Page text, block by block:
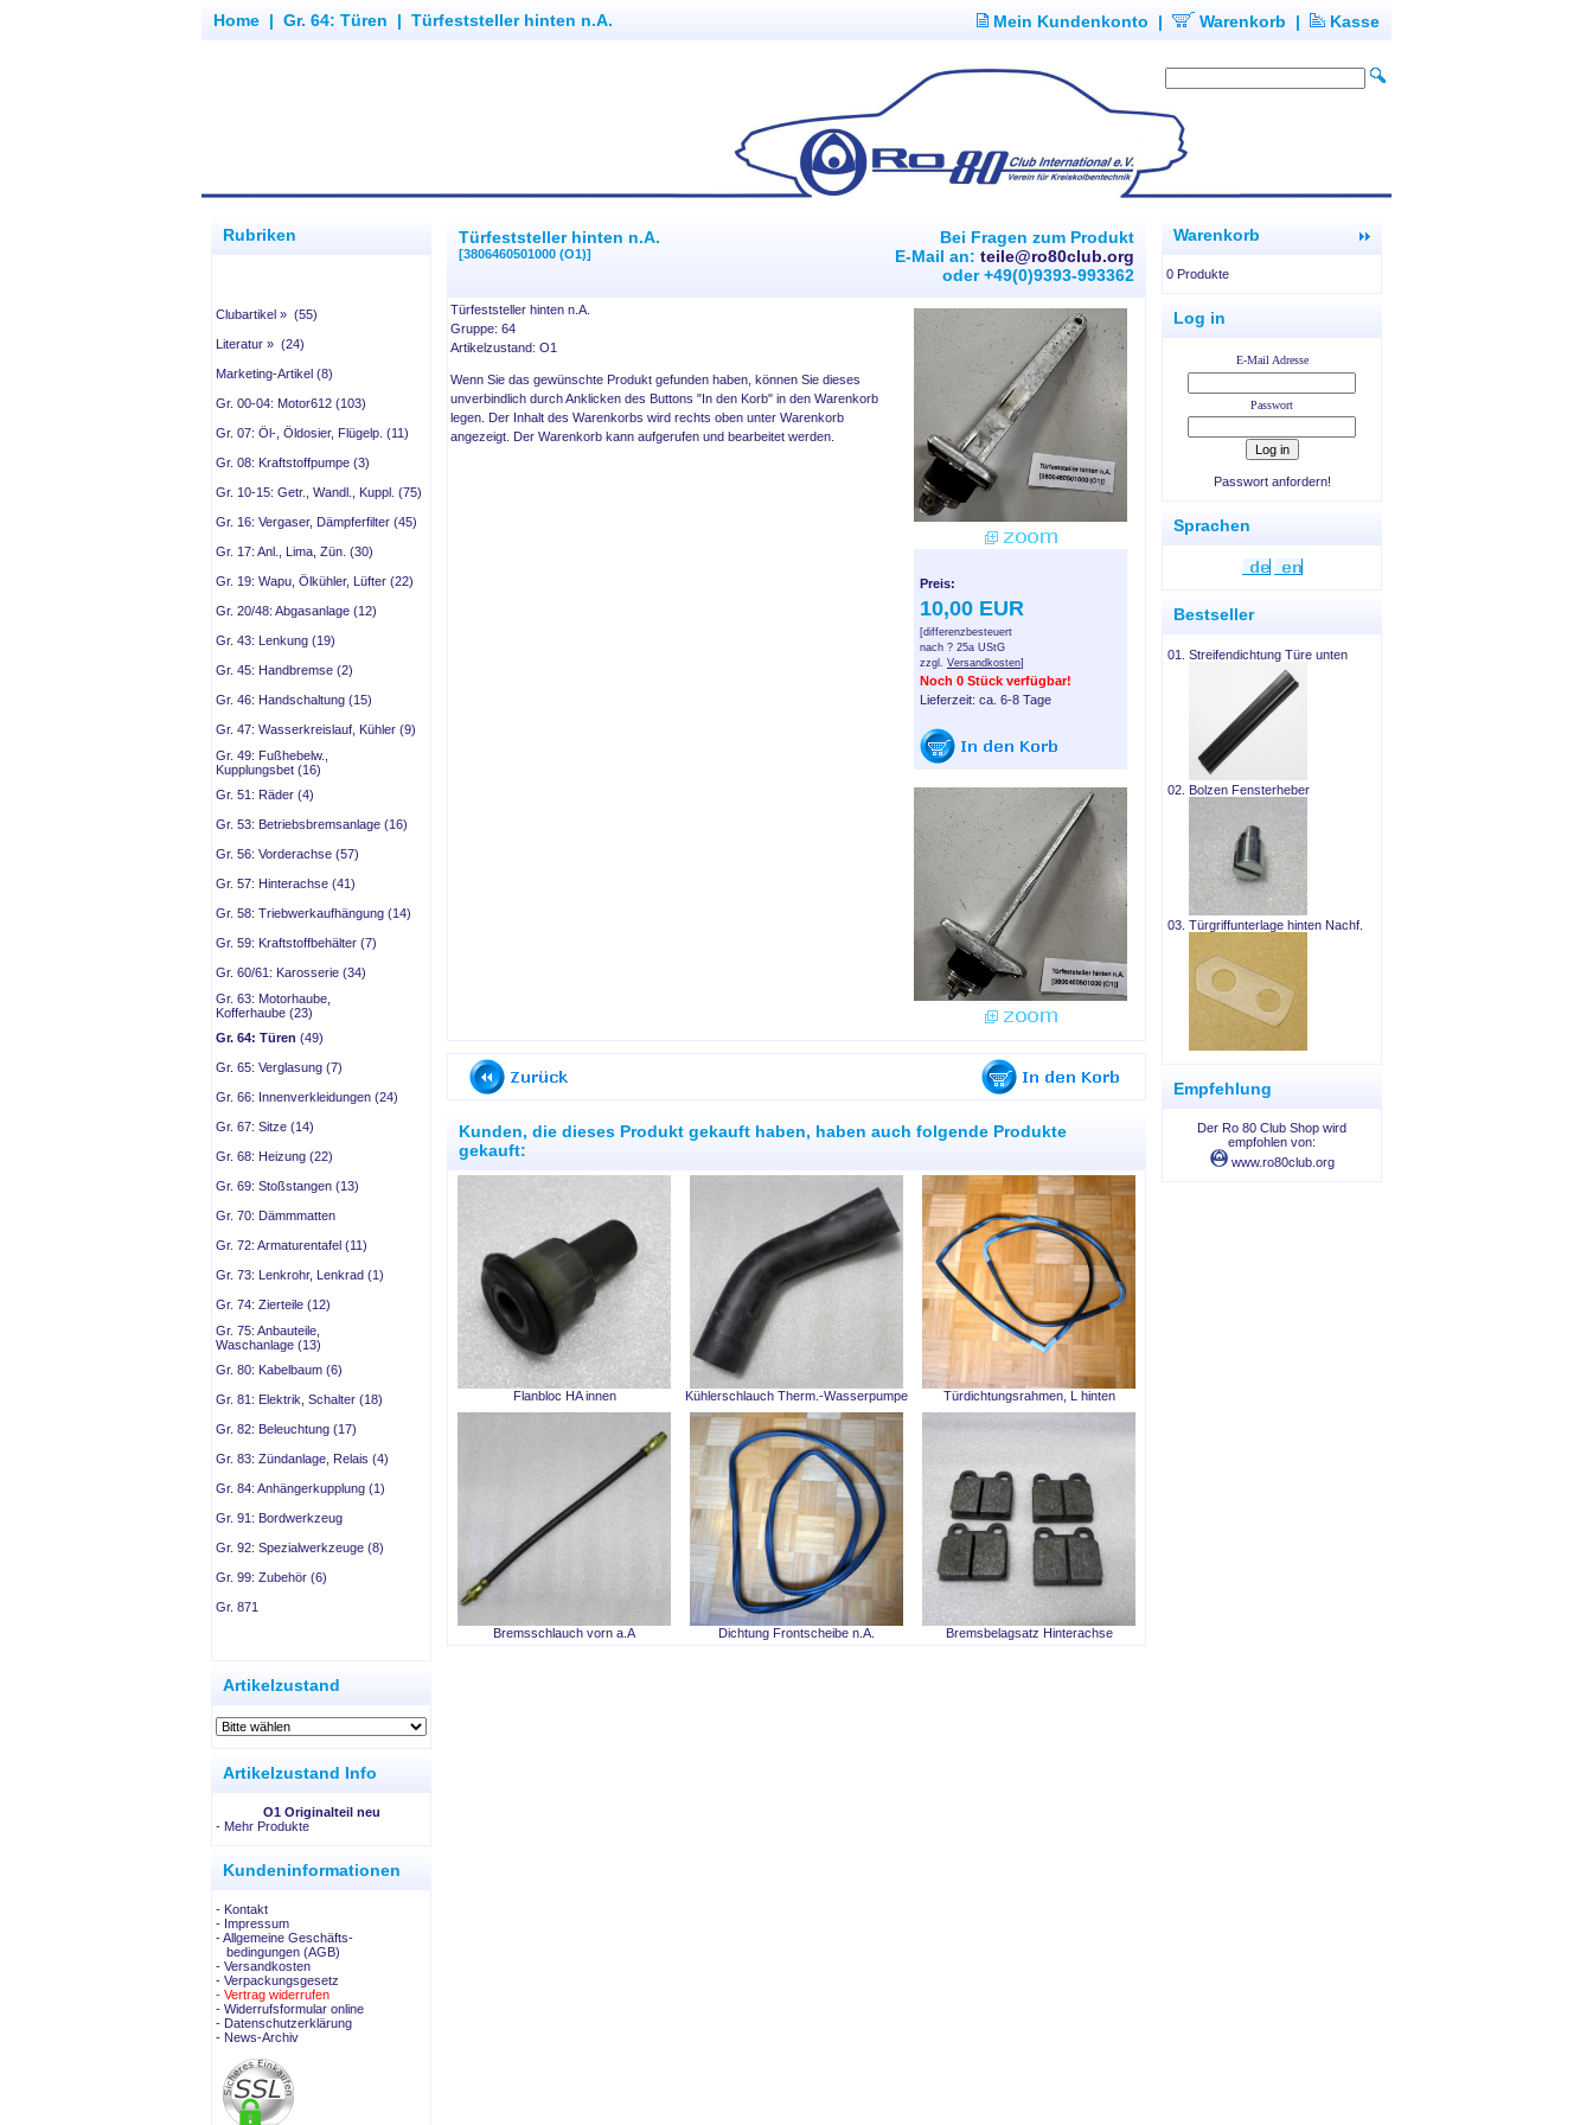
Home | Gr. 64: Türen | Türfeststeller hinten n.A. Mein Kundenkonto | Warenkorb | Kasse
Rubriken
Clubartikel » (55)
Literatur » (24)
Marketing-Artikel (8)
Gr. 00-04: Motor612 (103)
Gr. 07: Öl-, Öldosier, Flügelp. (11)
Gr. 08: Kraftstoffpumpe (3)
Gr. 10-15: Getr., Wandl., Kuppl. (75)
Gr. 16: Vergaser, Dämpferfilter (45)
Gr. 17: Anl., Lima, Zün. (30)
Gr. 19: Wapu, Ölkühler, Lüfter (22)
Gr. 20/48: Abgasanlage (12)
Gr. 43: Lenkung (19)
Gr. 45: Handbremse (2)
Gr. 46: Handschaltung (15)
Gr. 47: Wasserkreislauf, Kühler (9)
Gr. 49: Fußhebelw.,
Kupplungsbet (16)
Gr. 51: Räder (4)
Gr. 53: Betriebsbremsanlage (16)
Gr. 56: Vorderachse (57)
Gr. 57: Hinterachse (41)
Gr. 58: Triebwerkaufhängung (14)
Gr. 59: Kraftstoffbehälter (7)
Gr. 60/61: Karosserie (34)
Gr. 63: Motorhaube,
Kofferhaube (23)
Gr. 64: Türen (49)
Gr. 65: Verglasung (7)
Gr. 66: Innenverkleidungen (24)
Gr. 67: Sitze (14)
Gr. 68: Heizung (22)
Gr. 69: Stoßstangen (13)
Gr. 70: Dämmmatten
Gr. 72: Armaturentafel (11)
Gr. 73: Lenkrohr, Lenkrad (1)
Gr. 74: Zierteile (12)
Gr. 75: Anbauteile,
Waschanlage (13)
Gr. 80: Kabelbaum (6)
Gr. 81: Elektrik, Schalter (18)
Gr. 82: Beleuchtung (17)
Gr. 83: Zündanlage, Relais (4)
Gr. 84: Anhängerkupplung (1)
Gr. 91: Bordwerkzeug
Gr. 92: Spezialwerkzeuge (8)
Gr. 99: Zubehör (6)
Gr. 871
Artikelzustand
Artikelzustand Info
O1 Originalteil neu
- Mehr Produkte
Kundeninformationen
- Kontakt
- Impressum
- Allgemeine Geschäfts-
bedingungen (AGB)
- Versandkosten
- Verpackungsgesetz
- Vertrag widerrufen
- Widerrufsformular online
- Datenschutzerklärung
- News-Archiv
Türfeststeller hinten n.A.
[3806460501000 (O1)]
Bei Fragen zum Produkt
E-Mail an: teile@ro80club.org
oder +49(0)9393-993362
Preis:
10,00 EUR
[differenzbesteuert
nach ? 25a UStG
zzgl. Versandkosten]
Noch 0 Stück verfügbar!
Lieferzeit: ca. 6-8 Tage
Türfeststeller hinten n.A.
Gruppe: 64
Artikelzustand: O1
Wenn Sie das gewünschte Produkt gefunden haben, können Sie dieses
unverbindlich durch Anklicken des Buttons "In den Korb" in den Warenkorb
legen. Der Inhalt des Warenkorbs wird rechts oben unter Warenkorb
angezeigt. Der Warenkorb kann aufgerufen und bearbeitet werden.
Kunden, die dieses Produkt gekauft haben, haben auch folgende Produkte
gekauft:
Flanbloc HA innen Kühlerschlauch Therm.-Wasserpumpe Türdichtungsrahmen, L hinten
Bremsschlauch vorn a.A Dichtung Frontscheibe n.A. Bremsbelagsatz Hinterachse
Warenkorb
0 Produkte
Log in
E-Mail Adresse
Passwort
Passwort anfordern!
Sprachen
Bestseller
01. Streifendichtung Türe unten
02. Bolzen Fensterheber
03. Türgriffunterlage hinten Nachf.
Empfehlung
Der Ro 80 Club Shop wird
empfohlen von:
www.ro80club.org